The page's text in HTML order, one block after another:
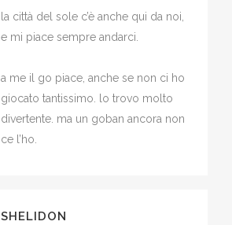
la città del sole c’è anche qui da noi,
e mi piace sempre andarci.
a me il go piace, anche se non ci ho
giocato tantissimo. lo trovo molto
divertente. ma un goban ancora non
ce l’ho.
SHELIDON